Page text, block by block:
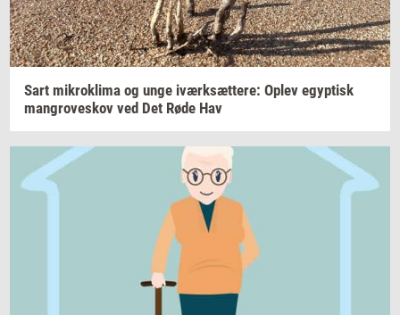
Sart mi­krokli­ma og unge iværk­sæt­te­re: Oplev egyp­tisk
man­grove­skov ved Det Røde Hav